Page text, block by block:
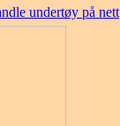
undertøy på nett